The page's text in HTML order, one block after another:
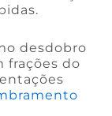
desdobro
frações do